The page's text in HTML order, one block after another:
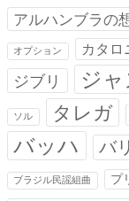
アルハンブラの
オプション カタロ
ジブリ
ジ
ソル タレガ
バッハ バ
ブラジル民謡組曲 プ